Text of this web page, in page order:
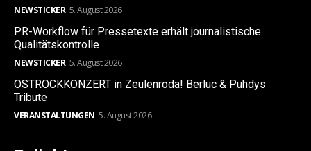
NEWSTICKER 5. August 2026
PR-Workflow für Pressetexte erhält journalistische
Qualitätskontrolle
NEWSTICKER 5. August 2026
OSTROCKKONZERT in Zeulenroda! Berluc & Puhdys
Tribute
VERANSTALTUNGEN 5. August 2026